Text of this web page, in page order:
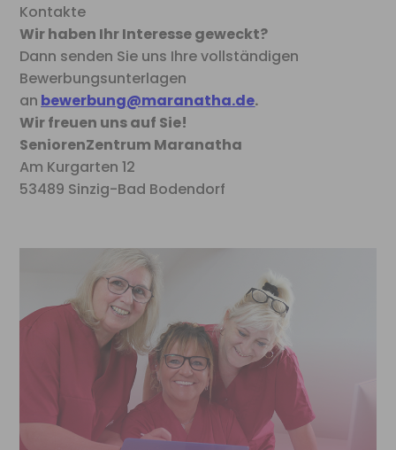
Kontakte
Wir haben Ihr Interesse geweckt?
Dann senden Sie uns Ihre vollständigen
Bewerbungsunterlagen
an bewerbung@maranatha.de.
Wir freuen uns auf Sie!
SeniorenZentrum Maranatha
Am Kurgarten 12
53489 Sinzig-Bad Bodendorf